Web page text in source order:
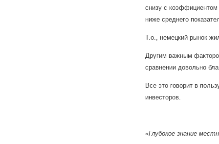
снизу с
ниже среднего
Т.о., немецкий рынок
Другим важным
сравнении довольно
Все это говорит в
инвесторов.
«Глубокое знание